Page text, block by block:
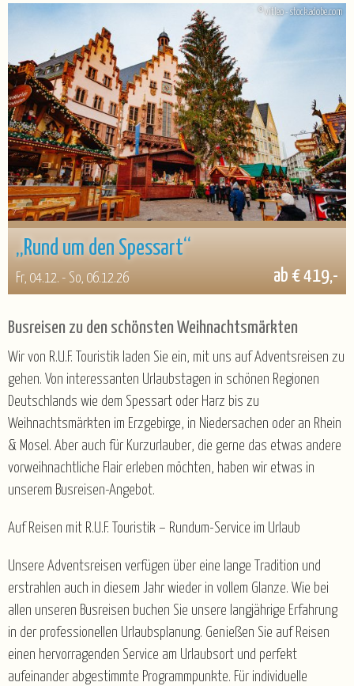
© vitleo - stock.adobe.com
„Rund um den Spessart“
Fr, 04.12. - So, 06.12.26 ab € 419,-
Busreisen zu den schönsten Weihnachtsmärkten
Wir von R.U.F. Touristik laden Sie ein, mit uns auf Adventsreisen zu
gehen. Von interessanten Urlaubstagen in schönen Regionen
Deutschlands wie dem Spessart oder Harz bis zu
Weihnachtsmärkten im Erzgebirge, in Niedersachen oder an Rhein
& Mosel. Aber auch für Kurzurlauber, die gerne das etwas andere
vorweihnachtliche Flair erleben möchten, haben wir etwas in
unserem Busreisen-Angebot.
Auf Reisen mit R.U.F. Touristik – Rundum-Service im Urlaub
Unsere Adventsreisen verfügen über eine lange Tradition und
erstrahlen auch in diesem Jahr wieder in vollem Glanze. Wie bei
allen unseren Busreisen buchen Sie unsere langjährige Erfahrung
in der professionellen Urlaubsplanung. Genießen Sie auf Reisen
einen hervorragenden Service am Urlaubsort und perfekt
aufeinander abgestimmte Programmpunkte. Für individuelle